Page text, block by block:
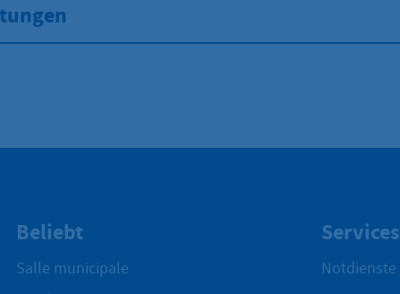
Beliebt
Salle municipale
Services
Notdienste